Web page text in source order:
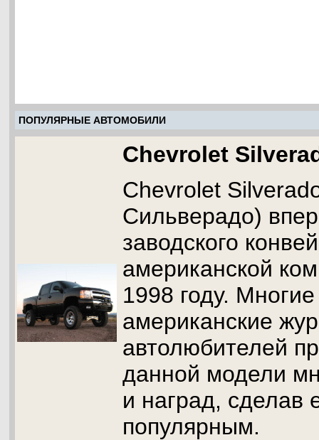
ПОПУЛЯРНЫЕ АВТОМОБИЛИ
Chevrolet
Chevrolet
Сильверадо)
заводского
американской
1998 году.
американские
автолюбителей
данной модели
и наград, сделав
популярным.